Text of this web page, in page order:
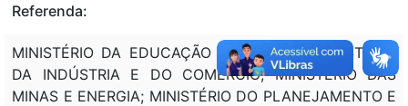
Referenda:
MINISTÉRIO DA EDUCAÇÃO E CULTURA; MINISTÉRIO
DA INDÚSTRIA E DO COMÉRCIO; MINISTÉRIO DAS
MINAS E ENERGIA; MINISTÉRIO DO PLANEJAMENTO E